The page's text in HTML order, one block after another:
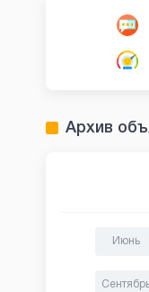
Архив
Июнь